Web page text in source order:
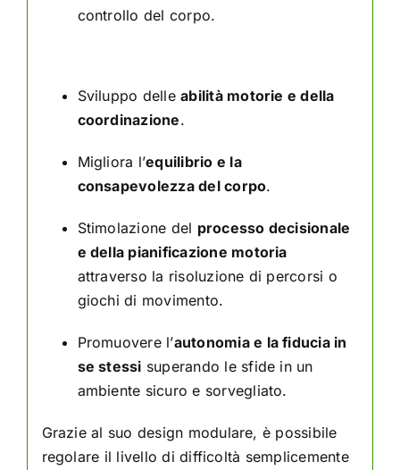
controllo del corpo.
Sviluppo delleabilità motorie e della
coordinazione.
Migliora l’equilibrio e la
consapevolezza del corpo.
Stimolazione del processo decisionale
e della pianificazione motoria
attraverso la risoluzione di percorsi o
giochi di movimento.
Promuovere l’autonomia e la fiducia in
se stessi superando le sfide in un
ambiente sicuro e sorvegliato.
Grazie al suo design modulare, è possibile
regolare il livello di difficoltà semplicemente